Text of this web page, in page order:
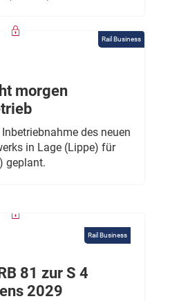
Rail Business
morgen
des neuen
in Lage (Lippe) für
geplant.
Rail Business
81 zur S 4
2029